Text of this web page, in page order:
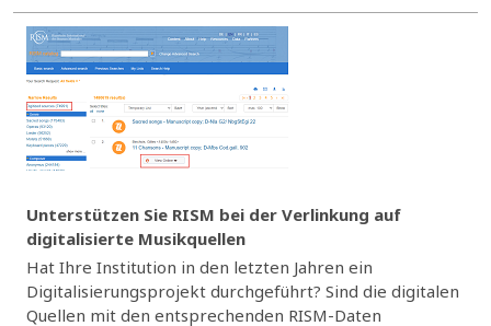
Unterstützen Sie RISM bei der Verlinkung auf
digitalisierte Musikquellen
Hat Ihre Institution in den letzten Jahren ein
Digitalisierungsprojekt durchgeführt? Sind die digitalen
Quellen mit den entsprechenden RISM-Daten